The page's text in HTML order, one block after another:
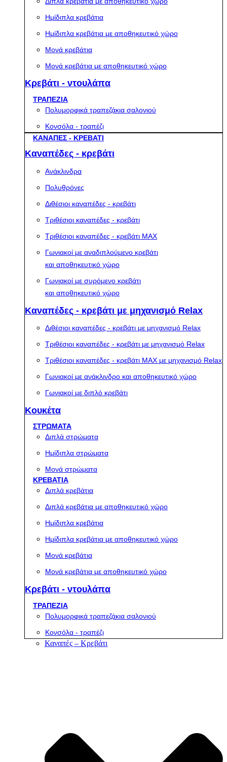
Ημίδιπλα κρεβάτια
Ημίδιπλα κρεβάτια με αποθηκευτικό χώρο
Μονά κρεβάτια
Μονά κρεβάτια με αποθηκευτικό χώρο
Κρεβάτι - ντουλάπα
ΤΡΑΠΕΖΙΑ
Πολυμορφικά τραπεζάκια σαλονιού
Κονσόλα - τραπέζι
ΚΑΝΑΠΕΣ - ΚΡΕΒΑΤΙ
Καναπέδες - κρεβάτι
Ανάκλινδρα
Πολυθρόνες
Διθέσιοι καναπέδες - κρεβάτι
Τριθέσιοι καναπέδες - κρεβάτι
Τριθέσιοι καναπέδες - κρεβάτι MAX
Γωνιακοί με αναδιπλούμενο κρεβάτι
και αποθηκευτικό χώρο
Γωνιακοί με συρόμενο κρεβάτι
και αποθηκευτικό χώρο
Καναπέδες - κρεβάτι με μηχανισμό Relax
Διθέσιοι καναπέδες - κρεβάτι με μηχανισμό Relax
Τριθέσιοι καναπέδες - κρεβάτι με μηχανισμό Relax
Τριθέσιοι καναπέδες - κρεβάτι MAX με μηχανισμό Relax
Γωνιακοί με ανάκλινδρο και αποθηκευτικό χώρο
Γωνιακοί με διπλό κρεβάτι
Κουκέτα
ΣΤΡΩΜΑΤΑ
Διπλά στρώματα
Ημίδιπλα στρώματα
Μονά στρώματα
ΚΡΕΒΑΤΙΑ
Διπλά κρεβάτια
Διπλά κρεβάτια με αποθηκευτικό χώρο
Ημίδιπλα κρεβάτια
Ημίδιπλα κρεβάτια με αποθηκευτικό χώρο
Μονά κρεβάτια
Μονά κρεβάτια με αποθηκευτικό χώρο
Κρεβάτι - ντουλάπα
ΤΡΑΠΕΖΙΑ
Πολυμορφικά τραπεζάκια σαλονιού
Κονσόλα - τραπέζι
Καναπές – Κρεβάτι